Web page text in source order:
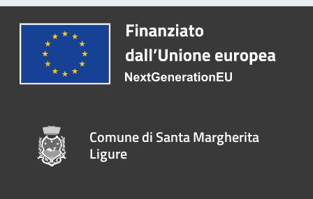
Comune di Santa Margherita
Ligure